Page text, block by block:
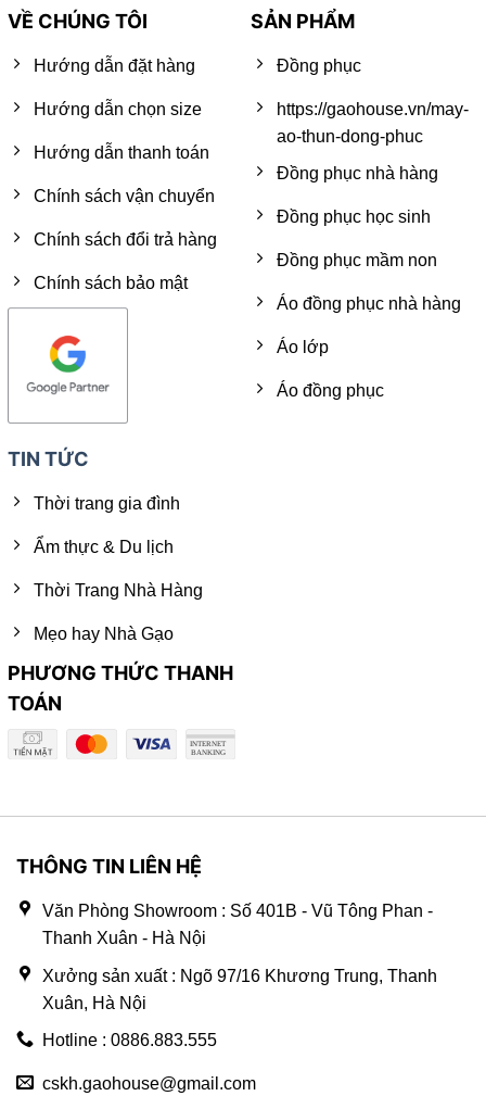
VỀ CHÚNG TÔI
Hướng dẫn đặt hàng
Hướng dẫn chọn size
Hướng dẫn thanh toán
Chính sách vận chuyển
Chính sách đổi trả hàng
Chính sách bảo mật
SẢN PHẨM
Đồng phục
https://gaohouse.vn/may-
ao-thun-dong-phuc
Đồng phục nhà hàng
Đồng phục học sinh
Đồng phục mầm non
Áo đồng phục nhà hàng
Áo lớp
Áo đồng phục
TIN TỨC
Thời trang gia đình
Ẩm thực & Du lịch
Thời Trang Nhà Hàng
Mẹo hay Nhà Gạo
PHƯƠNG THỨC THANH
TOÁN
THÔNG TIN LIÊN HỆ
Văn Phòng Showroom : Số 401B - Vũ Tông Phan -
Thanh Xuân - Hà Nội
Xưởng sản xuất : Ngõ 97/16 Khương Trung, Thanh
Xuân, Hà Nội
Hotline : 0886.883.555
cskh.gaohouse@gmail.com